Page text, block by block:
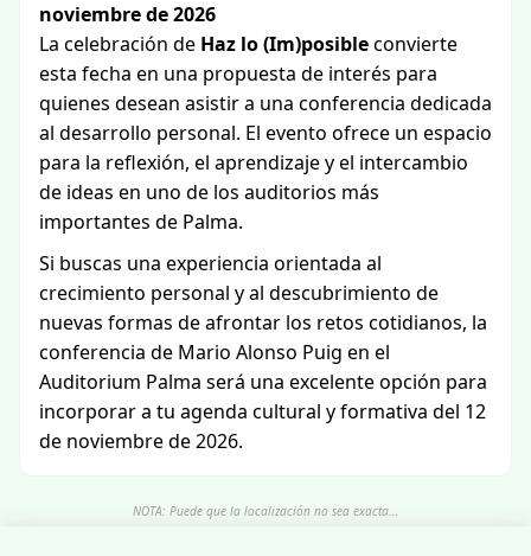
noviembre de 2026
La celebración de Haz lo (Im)posibleconvierte
esta fecha en una propuesta de interés para
quienes desean asistir a una conferencia dedicada
al desarrollo personal. El evento ofrece un espacio
para la reflexión, el aprendizaje y el intercambio
de ideas en uno de los auditorios más
importantes de Palma.
Si buscas una experiencia orientada al
crecimiento personal y al descubrimiento de
nuevas formas de afrontar los retos cotidianos, la
conferencia de Mario Alonso Puig en el
Auditorium Palma será una excelente opción para
incorporar a tu agenda cultural y formativa del 12
de noviembre de 2026.
NOTA: Puede que la localización no sea exacta...